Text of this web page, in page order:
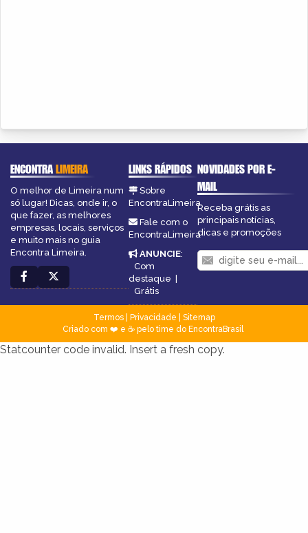
ENCONTRALIMEIRA
O melhor de Limeira num
só lugar! Dicas, onde ir, o
que fazer, as melhores
empresas, locais, serviços
e muito mais no guia
Encontra Limeira.
LINKS RÁPIDOS
Sobre
EncontraLimeira
Fale com o
EncontraLimeira
ANUNCIE:
Com
destaque |
Grátis
NOVIDADES POR E-
MAIL
Receba grátis as
principais notícias,
dicas e promoções
Termos| Privacidade
Sitemap
Criado com ❤️ e ☕ pelo time do EncontraBrasil
Statcounter code invalid. Insert a fresh copy.